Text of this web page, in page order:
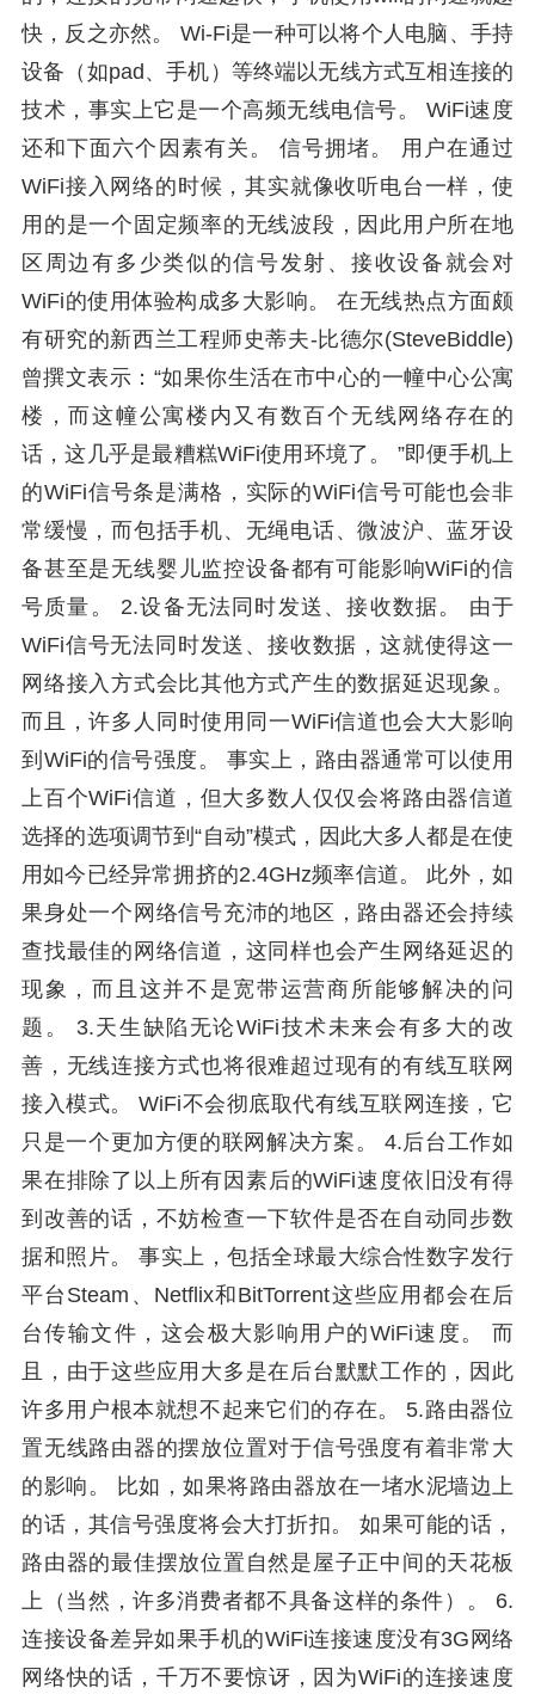
快，反之亦然。 Wi-Fi是一种可以将个人电脑、手持
设备（如pad、手机）等终端以无线方式互相连接的
技术，事实上它是一个高频无线电信号。 WiFi速度
还和下面六个因素有关。 信号拥堵。 用户在通过
WiFi接入网络的时候，其实就像收听电台一样，使
用的是一个固定频率的无线波段，因此用户所在地
区周边有多少类似的信号发射、接收设备就会对
WiFi的使用体验构成多大影响。 在无线热点方面颇
有研究的新西兰工程师史蒂夫-比德尔(SteveBiddle)
曾撰文表示：“如果你生活在市中心的一幢中心公寓
楼，而这幢公寓楼内又有数百个无线网络存在的
话，这几乎是最糟糕WiFi使用环境了。 ”即便手机上
的WiFi信号条是满格，实际的WiFi信号可能也会非
常缓慢，而包括手机、无绳电话、微波沪、蓝牙设
备甚至是无线婴儿监控设备都有可能影响WiFi的信
号质量。 2.设备无法同时发送、接收数据。 由于
WiFi信号无法同时发送、接收数据，这就使得这一
网络接入方式会比其他方式产生的数据延迟现象。
而且，许多人同时使用同一WiFi信道也会大大影响
到WiFi的信号强度。 事实上，路由器通常可以使用
上百个WiFi信道，但大多数人仅仅会将路由器信道
选择的选项调节到“自动”模式，因此大多人都是在使
用如今已经异常拥挤的2.4GHz频率信道。 此外，如
果身处一个网络信号充沛的地区，路由器还会持续
查找最佳的网络信道，这同样也会产生网络延迟的
现象，而且这并不是宽带运营商所能够解决的问
题。 3.天生缺陷无论WiFi技术未来会有多大的改
善，无线连接方式也将很难超过现有的有线互联网
接入模式。 WiFi不会彻底取代有线互联网连接，它
只是一个更加方便的联网解决方案。 4.后台工作如
果在排除了以上所有因素后的WiFi速度依旧没有得
到改善的话，不妨检查一下软件是否在自动同步数
据和照片。 事实上，包括全球最大综合性数字发行
平台Steam、Netflix和BitTorrent这些应用都会在后
台传输文件，这会极大影响用户的WiFi速度。 而
且，由于这些应用大多是在后台默默工作的，因此
许多用户根本就想不起来它们的存在。 5.路由器位
置无线路由器的摆放位置对于信号强度有着非常大
的影响。 比如，如果将路由器放在一堵水泥墙边上
的话，其信号强度将会大打折扣。 如果可能的话，
路由器的最佳摆放位置自然是屋子正中间的天花板
上（当然，许多消费者都不具备这样的条件）。 6.
连接设备差异如果手机的WiFi连接速度没有3G网络
网络快的话，千万不要惊讶，因为WiFi的连接速度